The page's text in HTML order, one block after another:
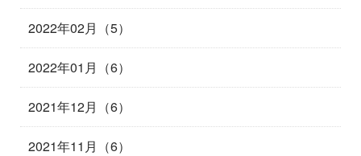
2022年02月（5）
2022年01月（6）
2021年12月（6）
2021年11月（6）